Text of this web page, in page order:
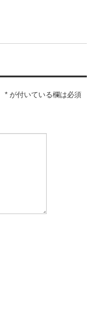
* が付いている欄は必須